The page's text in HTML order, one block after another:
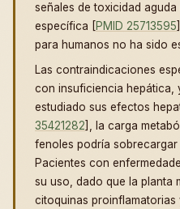
señales de toxicidad
específica [PMID 25713595
para humanos no ha sido
Las contraindicaciones
con insuficiencia hepática,
estudiado sus efectos
35421282], la carga
fenoles podría
Pacientes con
su uso, dado que la planta
citoquinas